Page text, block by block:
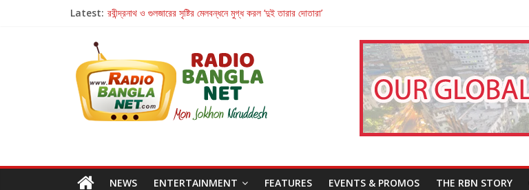
Latest: রবীন্দ্রনাথ ও গুলজারের সৃষ্টির মেলবন্ধনে মুগ্ধ করল ‘দুই তারার দোতারা’
Retribution: A Thought-Provoking Short Film That Challenges Our Understanding of Justice
হাওয়া বদলের টলিউডে ‘তুমি এলে তাই’
NEWS ENTERTAINMENT FEATURES EVENTS & PROMOS THE RBN STORY